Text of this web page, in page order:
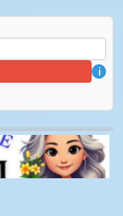
i